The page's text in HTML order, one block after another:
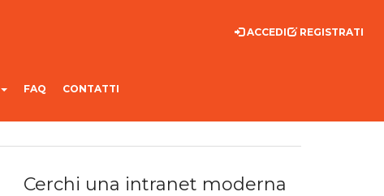
FAQ CONTATTI
REGISTRATI
ACCEDI
Cerchi una intranet moderna